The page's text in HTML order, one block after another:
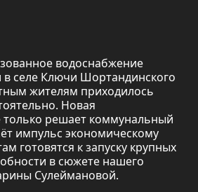
водоснабжение
в селе Ключи Шортандинского
жителям приходилось
Новая
только решает коммунальный
импульс экономическому
готовятся к запуску крупных
в сюжете нашего
Сулеймановой.